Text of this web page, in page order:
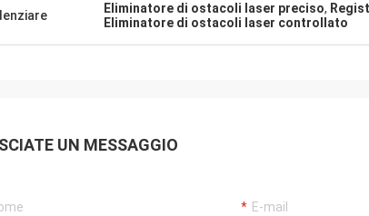
Eliminatore di ostacoli laser preciso,
Eliminatore di ostacoli laser controllato
UN MESSAGGIO